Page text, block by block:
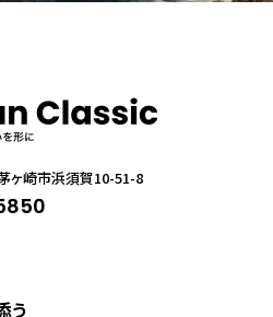
ヶ崎市浜須賀10-51-8
う